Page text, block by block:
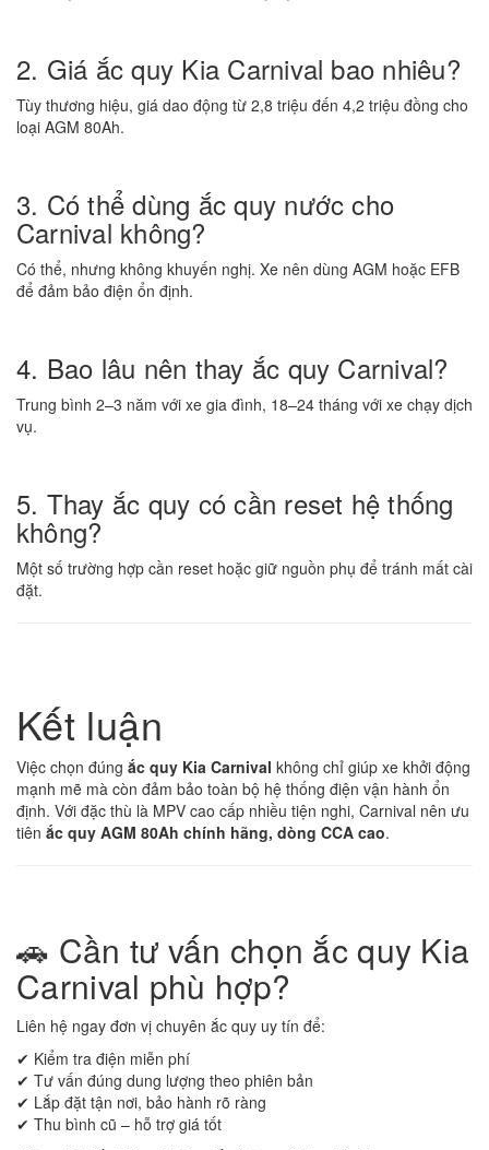
2. Giá ắc quy Kia Carnival bao nhiêu?
Tùy thương hiệu, giá dao động từ 2,8 triệu đến 4,2 triệu đồng cho
loại AGM 80Ah.
3. Có thể dùng ắc quy nước cho
Carnival không?
Có thể, nhưng không khuyến nghị. Xe nên dùng AGM hoặc EFB
để đảm bảo điện ổn định.
4. Bao lâu nên thay ắc quy Carnival?
Trung bình 2–3 năm với xe gia đình, 18–24 tháng với xe chạy dịch
vụ.
5. Thay ắc quy có cần reset hệ thống
không?
Một số trường hợp cần reset hoặc giữ nguồn phụ để tránh mất cài
đặt.
Kết luận
Việc chọn đúng ắc quy Kia Carnival không chỉ giúp xe khởi động
mạnh mẽ mà còn đảm bảo toàn bộ hệ thống điện vận hành ổn
định. Với đặc thù là MPV cao cấp nhiều tiện nghi, Carnival nên ưu
tiên ắc quy AGM 80Ah chính hãng, dòng CCA cao.
🚗 Cần tư vấn chọn ắc quy Kia
Carnival phù hợp?
Liên hệ ngay đơn vị chuyên ắc quy uy tín để:
✔ Kiểm tra điện miễn phí
✔ Tư vấn đúng dung lượng theo phiên bản
✔ Lắp đặt tận nơi, bảo hành rõ ràng
✔ Thu bình cũ – hỗ trợ giá tốt